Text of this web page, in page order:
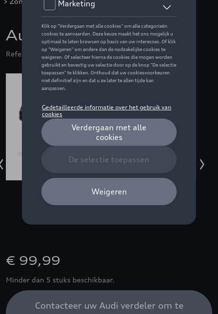
Audi zonnebril, zwart
Referentie: ZZQ3112400500
€ 99,99
Minder dan 5 stuks beschikbaar.
Contacteer uw Audi verdeler om te